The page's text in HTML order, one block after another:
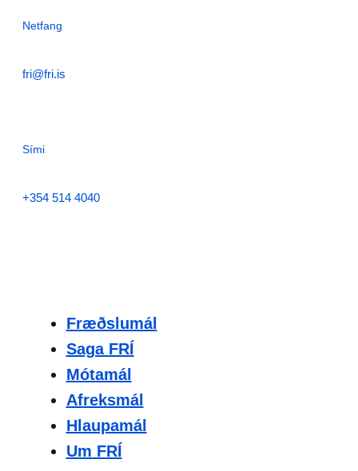
Netfang
fri@fri.is
Sími
+354 514 4040
Fræðslumál
Saga FRÍ
Mótamál
Afreksmál
Hlaupamál
Um FRÍ